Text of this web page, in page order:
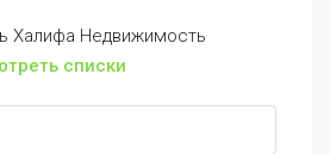
Халифа Недвижимость
списки